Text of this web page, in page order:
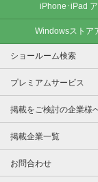
iPhone･iPad ア
Windowsストア
ショールーム検索
プレミアムサービス
掲載をご検討の企業様
掲載企業一覧
お問合わせ